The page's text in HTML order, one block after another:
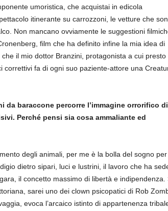
umoristica, che acquistai in edicola
itinerante su carrozzoni, le vetture che
Non mancano ovviamente le suggestioni
film che ha definito infine la mia idea di
il mio dottor Branzini, protagonista a cui presto
correttivi fa di ogni suo paziente-attore una
da baraccone percorre l’immagine orrorifico di
Perché pensi sia cosa ammaliante ed
degli animali, per me è la bolla del sogno per
dietro sipari, luci e lustrini, il lavoro che ha
il concetto massimo di libertà e indipendenza.
sarei uno dei clown psicopatici di Rob
evoca l’arcaico istinto di appartenenza